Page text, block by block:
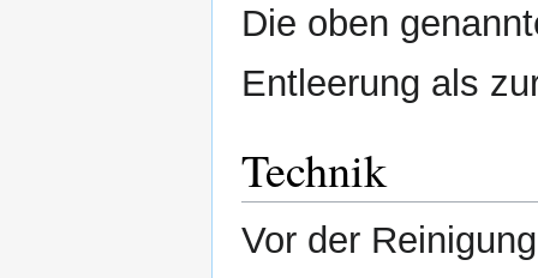
Die oben
Entleerung als
Technik
Vor der